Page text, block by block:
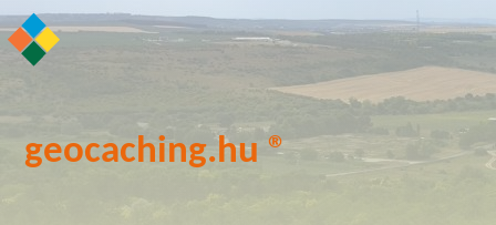
geocaching.hu ®